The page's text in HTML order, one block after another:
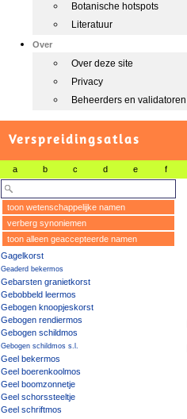
Botanische hotspots
Literatuur
Over
Over deze site
Privacy
Beheerders en validatoren
Verspreidingsatlas
a b c d e f
toon wetenschappelijke namen
verberg synoniemen
toon alleen geaccepteerde namen
Gagelkorst
Geaderd bekermos
Gebarsten granietkorst
Gebobbeld leermos
Gebogen knoopjeskorst
Gebogen rendiermos
Gebogen schildmos
Gebogen schildmos s.l.
Geel bekermos
Geel boerenkoolmos
Geel boomzonnetje
Geel schorssteeltje
Geel schriftmos